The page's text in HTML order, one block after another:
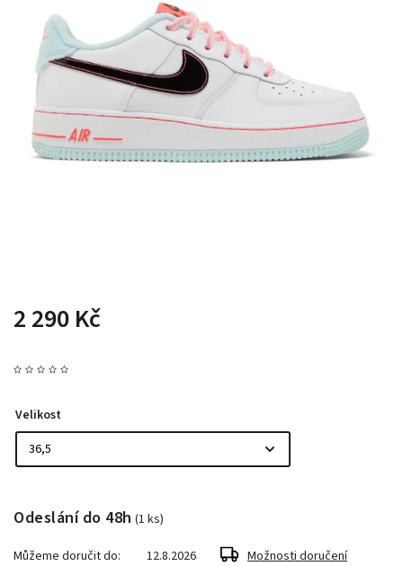
2 290 Kč
Velikost
Odeslání do 48h (1 ks)
Můžeme doručit do: 12.8.2026 Možnosti doručení